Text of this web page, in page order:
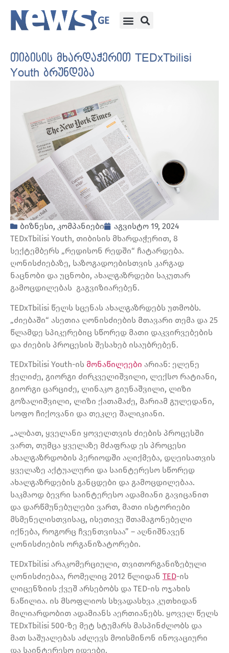
თიბისის მხარდაჭერით TEDxTbilisi
Youth ბრუნდება
ბიზნესი, კომპანიები
აგვისტო 19, 2024
TEDxTbilisi Youth, თიბისის მხარდაჭერით, 8
სექტემბერს „რედისონ რედში“ ჩატარდება.
ღონისძიებაზე, საზოგადოებისთვის კარგად
ნაცნობი და უცნობი, ახალგაზრდები საკუთარ
გამოცდილებას გაგვიზიარებენ.
TEDxTbilisi წელს სცენას ახალგაზრდებს უთმობს.
„ძიებაში“ ასეთია ღონისძიების მთავარი თემა და 25
წლამდე სპიკერებიც სწორედ მათი დაკვირვებების
და ძიების პროცესის შესახებ ისაუბრებენ.
TEDxTbilisi Youth-ის მონაწილეები არიან: ელენე
ჭელიძე, გიორგი ძირკველიშვილი, ლექსო რატიანი,
გიორგი ცარციძე, ლინაკო გიუნაშვილი, ლიზი
გოზალიშვილი, ლიზი ქათამაძე, მარიამ გულედანი,
სოფო ჩიქოვანი და თეკლე შალიკიანი.
„ალბათ, ყველანი ყოველთვის ძიების პროცესში
ვართ, თუმცა ყველაზე მძაფრად ეს პროცესი
ახალგაზრდობის პერიოდში აღიქმება, დღეისათვის
ყველაზე აქტუალური და საინტერესო სწორედ
ახალგაზრდების განცდები და გამოცდილებაა.
საკმაოდ ბევრი საინტერესო ადამიანი გავიცანით
და დარწმუნებულები ვართ, მათი ისტორიები
მსმენელისთვისაც, ისეთივე შთამაგონებელი
იქნება, როგორც ჩვენთვისაა” – აღნიშნავენ
ღონისძიების ორგანიზატორები.
TEDxTbilisi არაკომერციული, თვითორგანიზებული
ღონისძიებაა, რომელიც 2012 წლიდან TED-ის
ლიცენზიის ქვეშ არსებობს და TED-ის ოჯახის
ნაწილია. ის მსოფლიოს სხვადასხვა კუთხიდან
მილიარდობით ადამიანს აერთიანებს. ყოველ წელს
TEDxTbilisi 500-ზე მეტ სტუმარს მასპინძლობს და
მათ საშუალებას აძლევს მოისმინონ ინოვაციური
და საინტერესო იდეები.